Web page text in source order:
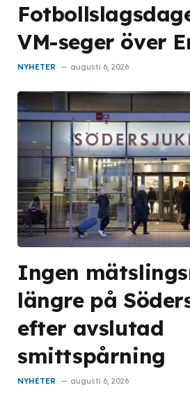
VM-seger över
NYHETER augusti 6, 2026
Ingen
längre på
efter avslutad
smittspårning
NYHETER augusti 6, 2026